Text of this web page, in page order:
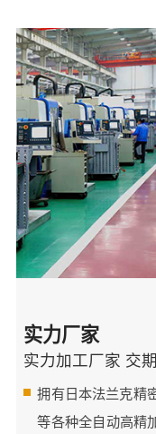
实力厂家
实力加工厂家 交
拥有日本法兰克精
等各种全自动高精